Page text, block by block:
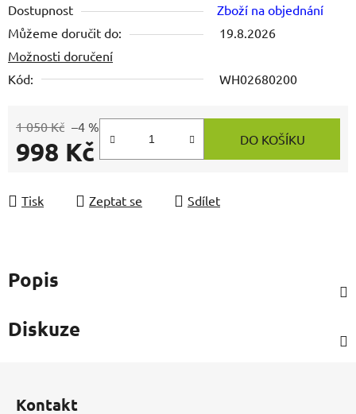
Dostupnost
Zboží na objednání
Můžeme doručit do:
19.8.2026
Možnosti doručení
Kód:
WH02680200
1 050 Kč –4 %
998 Kč DO KOŠÍKU
Tisk Zeptat se Sdílet
Popis
Diskuze
Kontakt